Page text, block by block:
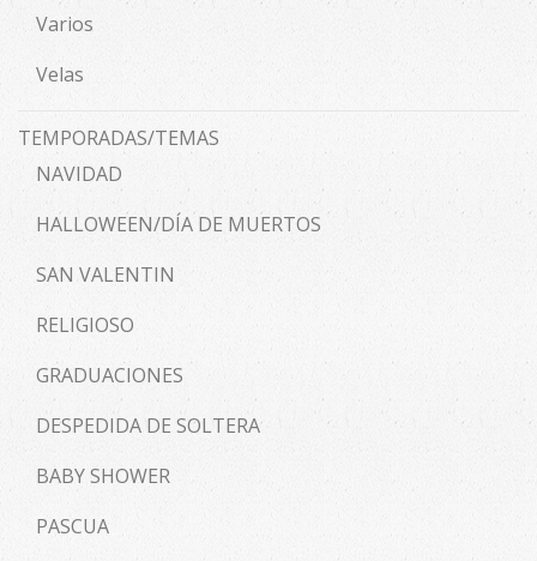
Varios
Velas
TEMPORADAS/TEMAS
NAVIDAD
HALLOWEEN/DÍA DE MUERTOS
SAN VALENTIN
RELIGIOSO
GRADUACIONES
DESPEDIDA DE SOLTERA
BABY SHOWER
PASCUA